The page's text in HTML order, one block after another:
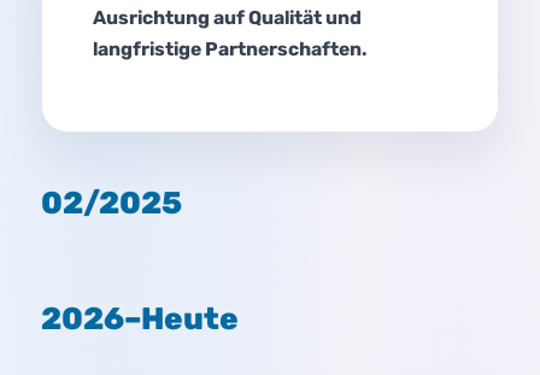
02/2025
Ausrichtung auf Qualität und
langfristige Partnerschaften.
2026–Heute